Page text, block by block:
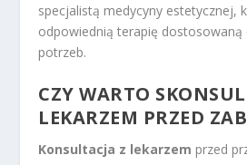
specjalistą medycyny estetycznej,
odpowiednią terapię dostosowaną
potrzeb.
CZY WARTO
LEKARZEM PRZED
Konsultacja z lekarzem przed